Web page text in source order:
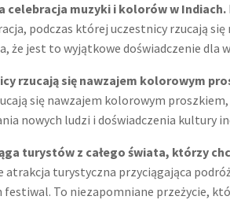
celebracja muzyki i kolorów w Indiach.
podczas której uczestnicy rzucają
że jest to wyjątkowe doświadczenie dla
rzucają się nawzajem kolorowym
się nawzajem kolorowym
nowych ludzi i doświadczenia kultury
turystów z całego świata, którzy
turystyczna przyciągająca
To niezapomniane przeżycie,